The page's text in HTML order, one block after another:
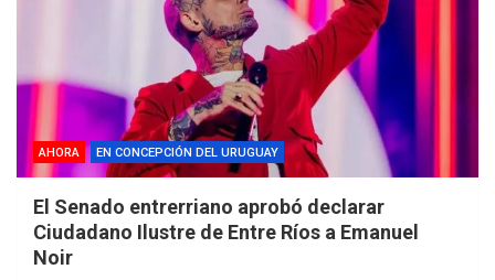
AHORA EN CONCEPCIÓN DEL URUGUAY
El Senado entrerriano aprobó declarar
Ciudadano Ilustre de Entre Ríos a Emanuel
Noir